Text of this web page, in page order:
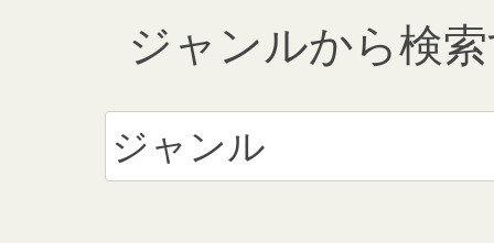
ジャンルから検